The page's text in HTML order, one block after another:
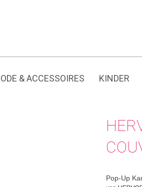
& ACCESSOIRES KINDER
Pop-Up